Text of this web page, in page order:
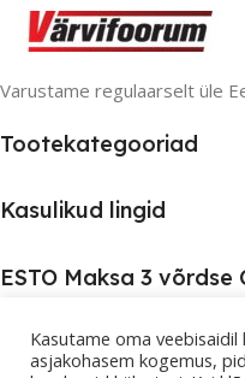
Varustame regulaarselt üle
Tootekategooriad
Kasulikud lingid
ESTO Maksa 3 võrdse
Kasutame oma
asjakohasem kogemus,